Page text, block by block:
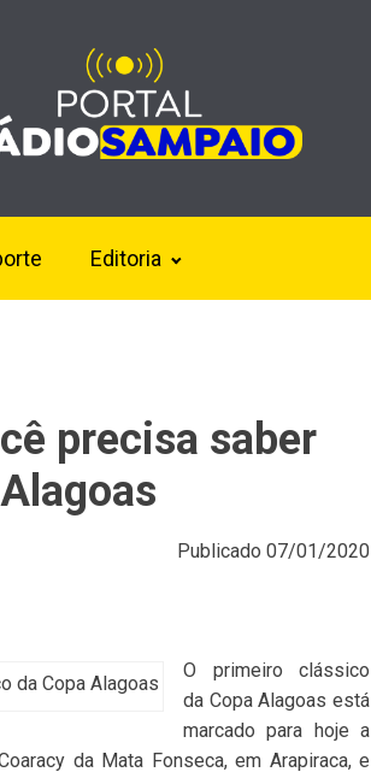
Editoria
precisa saber
Publicado 07/01/2020
da Copa Alagoas
O primeiro clássico
da Copa Alagoas está
marcado para hoje a
da Mata Fonseca, em Arapiraca, e